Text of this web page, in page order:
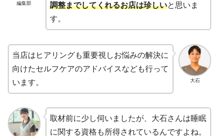
編集部
調整までしてくれるお店は珍しいと思いま
す。
大石
当店はヒアリングも重要視しお悩みの解決に
向けたセルフケアのアドバイスなども行って
います。
取材前に少し伺いましたが、大石さんは睡眠
に関する資格も所得されているんですよね。